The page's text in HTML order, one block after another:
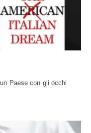
Paese con gli occhi